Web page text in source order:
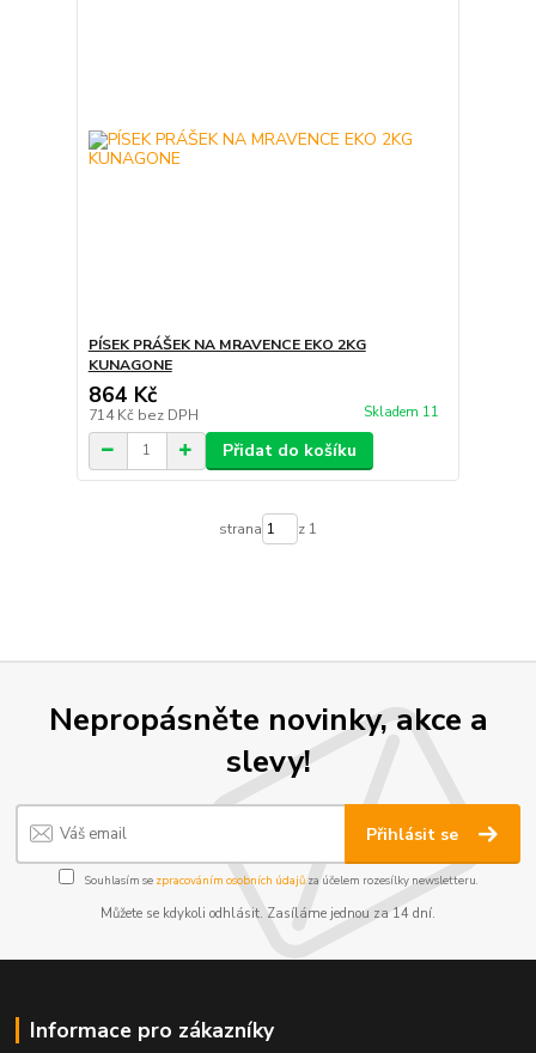
PÍSEK PRÁŠEK NA MRAVENCE EKO 2KG
KUNAGONE
864 Kč
714 Kč bez DPH Skladem 11
Přidat do košíku
strana z 1
Nepropásněte novinky, akce a
slevy!
Přihlásit se
Souhlasím se zpracováním osobních údajůza účelem rozesílky newsletteru.
Můžete se kdykoli odhlásit. Zasíláme jednou za 14 dní.
Informace pro zákazníky